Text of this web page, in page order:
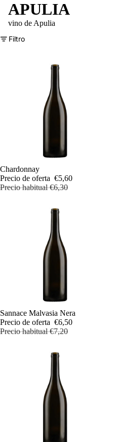
APULIA
vino de Apulia
Filtro
Oferta
Chardonnay
Precio de oferta €5,60
Precio habitual€6,30
Oferta
Sannace Malvasia Nera
Precio de oferta €6,50
Precio habitual€7,20